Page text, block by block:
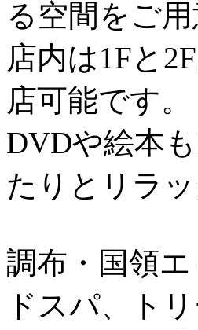
る空間をご
店内は1Fと
店可能です。
DVDや絵本
たりとリラ
調布・国領
ドスパ、ト